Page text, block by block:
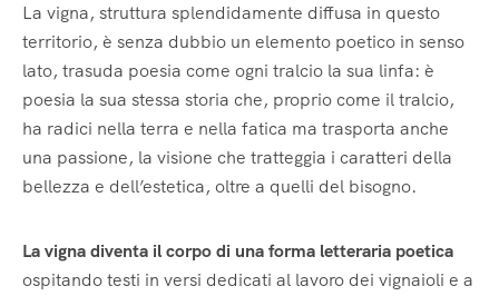
La vigna, struttura splendidamente diffusa in questo
territorio, è senza dubbio un elemento poetico in senso
lato, trasuda poesia come ogni tralcio la sua linfa: è
poesia la sua stessa storia che, proprio come il tralcio,
ha radici nella terra e nella fatica ma trasporta anche
una passione, la visione che tratteggia i caratteri della
bellezza e dell’estetica, oltre a quelli del bisogno.
La vigna diventa il corpo di una forma letteraria poetica
ospitando testi in versi dedicati al lavoro dei vignaioli e a